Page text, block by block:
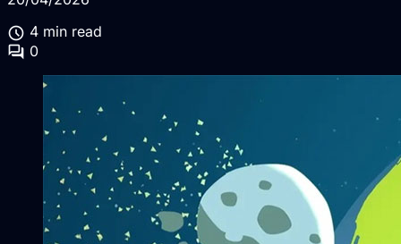
schedule 4 min read
forum 0